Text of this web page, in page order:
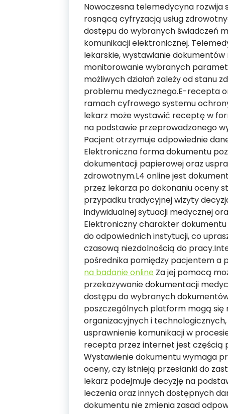
Nowoczesna telemedycyna
rosnącą cyfryzacją usług
dostępu do wybranych świadczeń
komunikacji elektronicznej.
lekarskie, wystawianie
monitorowanie wybranych
możliwych działań zależy od stanu
problemu medycznego.E-recepta
ramach cyfrowego systemu
lekarz może wystawić receptę w
na podstawie przeprowadzonego
Pacjent otrzymuje odpowiednie
Elektroniczna forma dokumentu
dokumentacji papierowej oraz
zdrowotnym.L4 online jest
przez lekarza po dokonaniu oceny
przypadku tradycyjnej wizyty
indywidualnej sytuacji medycznej
Elektroniczny charakter
do odpowiednich instytucji, co
czasową niezdolnością do
pośrednika pomiędzy pacjentem a
na badanie online Za jej pomocą
przekazywanie dokumentacji
dostępu do wybranych
poszczególnych platform mogą się
organizacyjnych i
usprawnienie komunikacji w
recepta przez internet jest częścią
Wystawienie dokumentu wymaga
oceny, czy istnieją przesłanki do
lekarz podejmuje decyzję na
leczenia oraz innych dostępnych
dokumentu nie zmienia zasad